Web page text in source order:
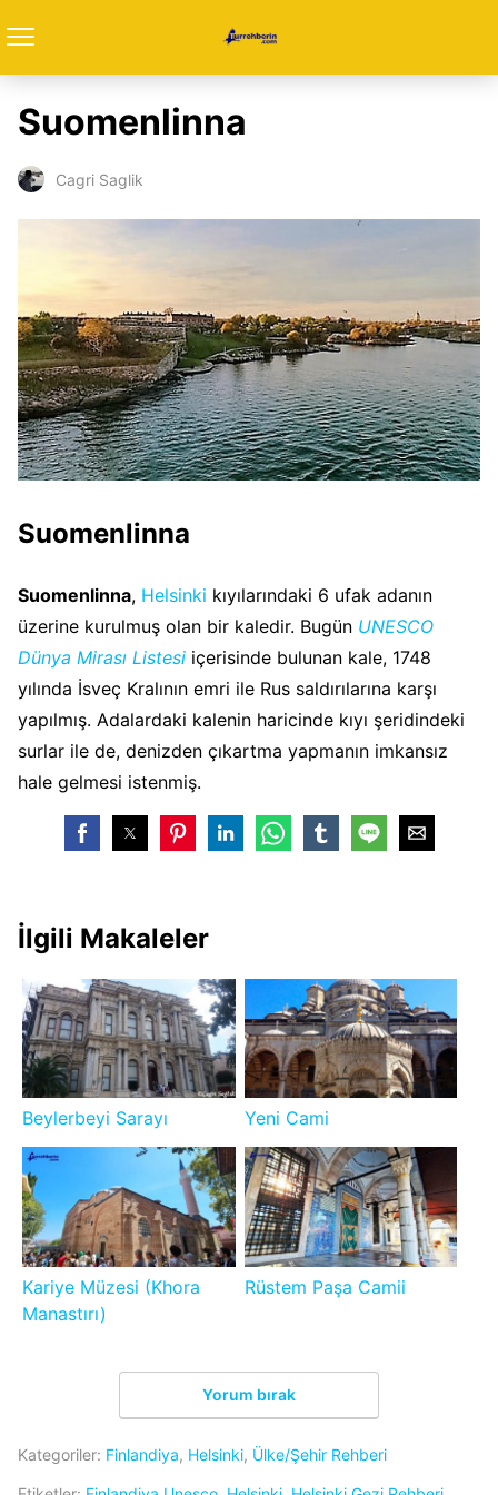
Suomenlinna
Cagri Saglik
Suomenlinna
Suomenlinna, Helsinki kıyılarındaki 6 ufak adanın
üzerine kurulmuş olan bir kaledir. Bugün UNESCO
Dünya Mirası Listesi içerisinde bulunan kale, 1748
yılında İsveç Kralının emri ile Rus saldırılarına karşı
yapılmış. Adalardaki kalenin haricinde kıyı şeridindeki
surlar ile de, denizden çıkartma yapmanın imkansız
hale gelmesi istenmiş.
İlgili Makaleler
Beylerbeyi Sarayı Yeni Cami
Kariye Müzesi (Khora
Manastırı)
Rüstem Paşa Camii
Yorum bırak
Kategoriler: Finlandiya, Helsinki, Ülke/Şehir Rehberi